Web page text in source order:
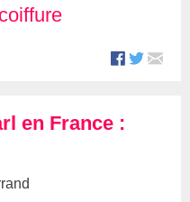
en France :